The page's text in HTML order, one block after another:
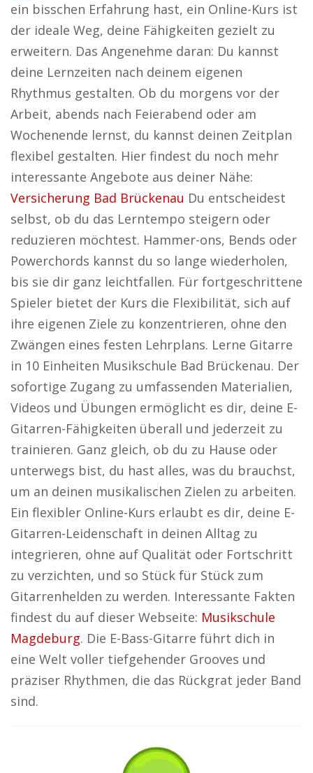
ein bisschen Erfahrung hast, ein Online-Kurs ist
der ideale Weg, deine Fähigkeiten gezielt zu
erweitern. Das Angenehme daran: Du kannst
deine Lernzeiten nach deinem eigenen
Rhythmus gestalten. Ob du morgens vor der
Arbeit, abends nach Feierabend oder am
Wochenende lernst, du kannst deinen Zeitplan
flexibel gestalten. Hier findest du noch mehr
interessante Angebote aus deiner Nähe:
Versicherung Bad Brückenau Du entscheidest
selbst, ob du das Lerntempo steigern oder
reduzieren möchtest. Hammer-ons, Bends oder
Powerchords kannst du so lange wiederholen,
bis sie dir ganz leichtfallen. Für fortgeschrittene
Spieler bietet der Kurs die Flexibilität, sich auf
ihre eigenen Ziele zu konzentrieren, ohne den
Zwängen eines festen Lehrplans. Lerne Gitarre
in 10 Einheiten Musikschule Bad Brückenau. Der
sofortige Zugang zu umfassenden Materialien,
Videos und Übungen ermöglicht es dir, deine E-
Gitarren-Fähigkeiten überall und jederzeit zu
trainieren. Ganz gleich, ob du zu Hause oder
unterwegs bist, du hast alles, was du brauchst,
um an deinen musikalischen Zielen zu arbeiten.
Ein flexibler Online-Kurs erlaubt es dir, deine E-
Gitarren-Leidenschaft in deinen Alltag zu
integrieren, ohne auf Qualität oder Fortschritt
zu verzichten, und so Stück für Stück zum
Gitarrenhelden zu werden. Interessante Fakten
findest du auf dieser Webseite: Musikschule
Magdeburg. Die E-Bass-Gitarre führt dich in
eine Welt voller tiefgehender Grooves und
präziser Rhythmen, die das Rückgrat jeder Band
sind.